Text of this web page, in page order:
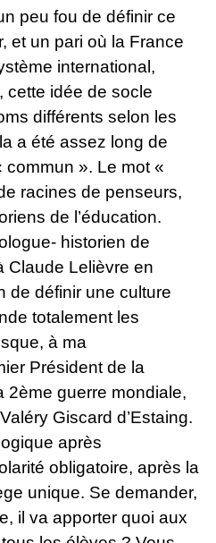
peu fou de définir ce
et un pari où la France
international,
cette idée de socle
différents selon les
a été assez long de
commun ». Le mot «
racines de penseurs,
de l’éducation.
historien de
Claude Lelièvre en
de définir une culture
totalement les
à ma
Président de la
2ème guerre mondiale,
Giscard d’Estaing.
après
obligatoire, après la
unique. Se demander,
il va apporter quoi aux